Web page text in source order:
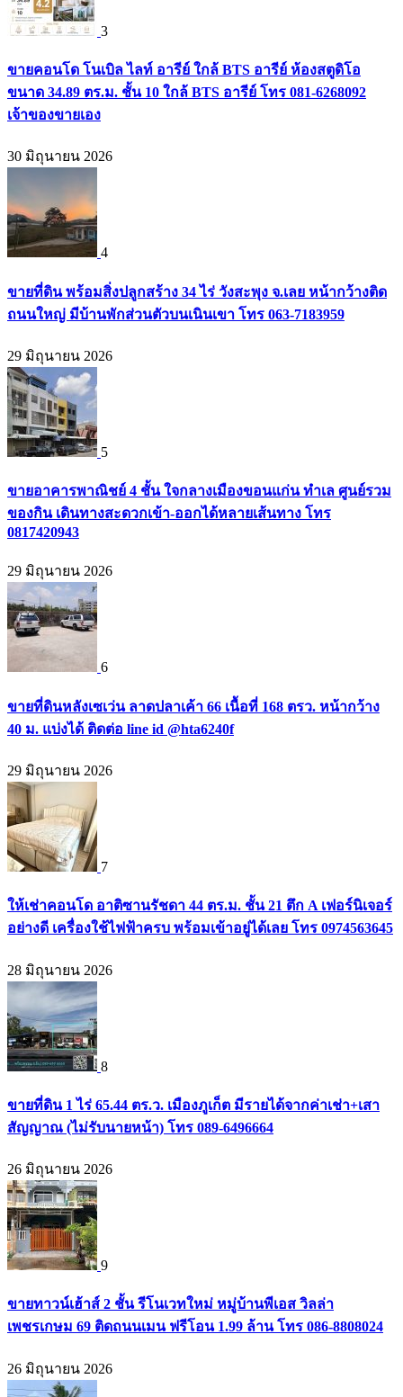
3
ขายคอนโด โนเบิล ไลท์ อารีย์ ใกล้ BTS อารีย์ ห้องสตูดิโอ
ขนาด 34.89 ตร.ม. ชั้น 10 ใกล้ BTS อารีย์ โทร 081-6268092
เจ้าของขายเอง
30 มิถุนายน 2026
4
ขายที่ดิน พร้อมสิ่งปลูกสร้าง 34 ไร่ วังสะพุง จ.เลย หน้ากว้างติด
ถนนใหญ่ มีบ้านพักส่วนตัวบนเนินเขา โทร 063-7183959
29 มิถุนายน 2026
5
ขายอาคารพาณิชย์ 4 ชั้น ใจกลางเมืองขอนแก่น ทำเล ศูนย์รวม
ของกิน เดินทางสะดวกเข้า-ออกได้หลายเส้นทาง โทร
0817420943
29 มิถุนายน 2026
6
ขายที่ดินหลังเซเว่น ลาดปลาเค้า 66 เนื้อที่ 168 ตรว. หน้ากว้าง
40 ม. แบ่งได้ ติดต่อ line id @hta6240f
29 มิถุนายน 2026
7
ให้เช่าคอนโด อาติซานรัชดา 44 ตร.ม. ชั้น 21 ตึก A เฟอร์นิเจอร์
อย่างดี เครื่องใช้ไฟฟ้าครบ พร้อมเข้าอยู่ได้เลย โทร 0974563645
28 มิถุนายน 2026
8
ขายที่ดิน 1 ไร่ 65.44 ตร.ว. เมืองภูเก็ต มีรายได้จากค่าเช่า+เสา
สัญญาณ (ไม่รับนายหน้า) โทร 089-6496664
26 มิถุนายน 2026
9
ขายทาวน์เฮ้าส์ 2 ชั้น รีโนเวทใหม่ หมู่บ้านพีเอส วิลล่า
เพชรเกษม 69 ติดถนนเมน ฟรีโอน 1.99 ล้าน โทร 086-8808024
26 มิถุนายน 2026